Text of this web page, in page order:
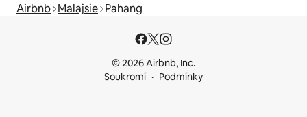
Airbnb Malajsie Pahang
© 2026 Airbnb, Inc.
Soukromí
Podmínky